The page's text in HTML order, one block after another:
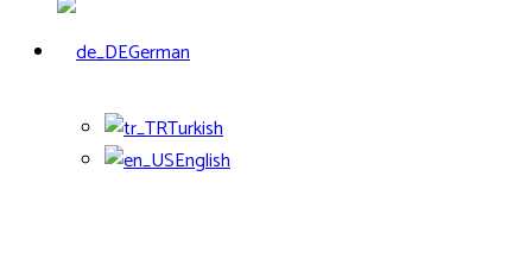
German
Turkish
English